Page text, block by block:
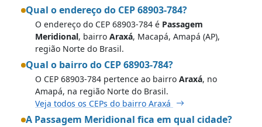
Qual o endereço do CEP 68903-784?
O endereço do CEP 68903-784 é Passagem
Meridional, bairro Araxá, Macapá, Amapá (AP),
região Norte do Brasil.
Qual o bairro do CEP 68903-784?
O CEP 68903-784 pertence ao bairro Araxá, no
Amapá, na região Norte do Brasil.
Veja todos os CEPs do bairro Araxá
A Passagem Meridional fica em qual cidade?